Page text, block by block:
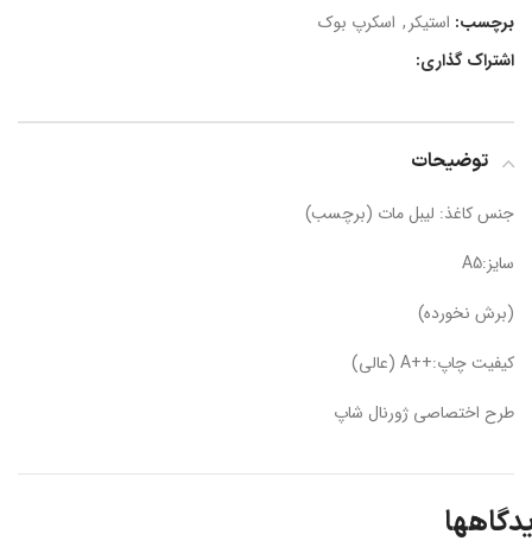
برچسب: استیکر , اسکرپ بوک
اشتراک گذاری:
توضیحات
جنس کاغذ: لیبل مات (برچسب)
سایز:A5
(برش نخورده)
کیفیت چاپ:++A (عالی)
طرح اختصاصی ژورنال شاپ